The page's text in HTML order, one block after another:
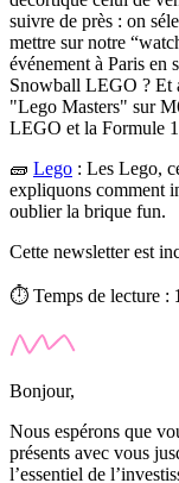
suivre de près : on
mettre sur notre
événement à Paris en
Snowball LEGO ? Et
"Lego Masters" sur
LEGO et la Formule
🧱 Lego : Les Lego,
expliquons comment
oublier la brique fun.
Cette newsletter est
⏱️ Temps de lecture :
Bonjour,
Nous espérons que
présents avec vous
l’essentiel de